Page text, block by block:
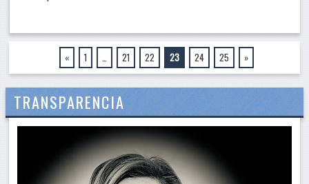
« 1 … 21 22 23 24 25 »
TRANSPARENCIA